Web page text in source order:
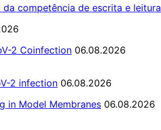
competência de escrita e leitura
2 Coinfection 06.08.2026
2 infection 06.08.2026
in Model Membranes 06.08.2026